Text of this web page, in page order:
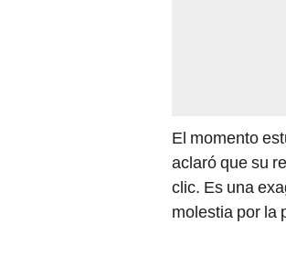
El momento
aclaró que su
clic. Es una
molestia por la